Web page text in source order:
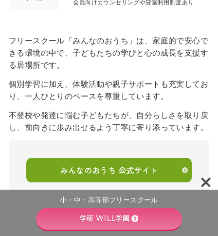
会員向けカウンセリングや貸室利用制度あり
フリースクール「みんなのおうち」は、家庭的で安心で
きる環境の中で、子どもたちの学びと心の成長を支援す
る居場所です。
個別学習に加え、体験活動や親子サポートも充実してお
り、一人ひとりのペースを尊重しています。
不登校や発達に悩む子どもたちが、自分らしさを取り戻
し、前向きに歩み出せるよう丁寧に寄り添っています。
みんなのおうち 公式サイト
小・中・高等部フリースクール
学研 WILL学園